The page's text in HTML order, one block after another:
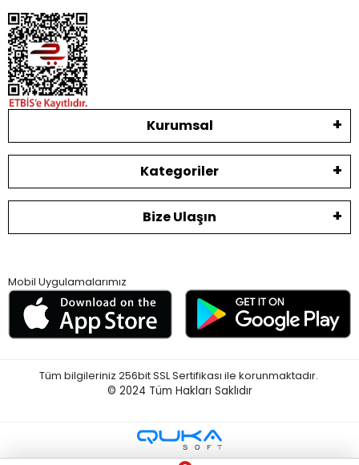
Kurumsal
Kategoriler
Bize Ulaşın
Mobil Uygulamalarımız
Tüm bilgileriniz 256bit SSL Sertifikası ile korunmaktadır.
© 2024 Tüm Hakları Saklıdır